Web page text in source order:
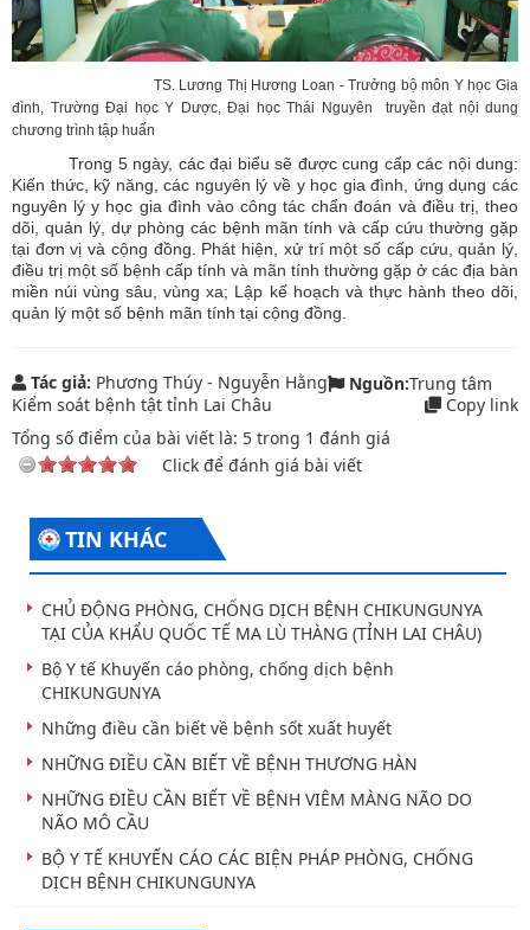
TS. Lương Thị Hương Loan - Trưởng bộ môn Y học Gia
đình, Trường Đại học Y Dược, Đại học Thái Nguyên truyền đạt nội dung
chương trình tập huấn
Trong 5 ngày, các đại biểu sẽ được cung cấp các nội dung:
Kiến thức, kỹ năng, các nguyên lý về y học gia đình, ứng dụng các
nguyên lý y học gia đình vào công tác chẩn đoán và điều trị, theo
dõi, quản lý, dự phòng các bệnh mãn tính và cấp cứu thường gặp
tại đơn vị và cộng đồng. Phát hiện, xử trí một số cấp cứu, quản lý,
điều trị một số bệnh cấp tính và mãn tính thường gặp ở các địa bàn
miền núi vùng sâu, vùng xa; Lập kế hoạch và thực hành theo dõi,
quản lý một số bệnh mãn tính tại cộng đồng.
Tác giả: Phương Thúy - Nguyễn Hằng Nguồn:Trung tâm
Kiểm soát bệnh tật tỉnh Lai Châu
Copy link
Tổng số điểm của bài viết là: 5 trong 1 đánh giá
Click để đánh giá bài viết
TIN KHÁC
CHỦ ĐỘNG PHÒNG, CHỐNG DỊCH BỆNH CHIKUNGUNYA
TẠI CỦA KHẨU QUỐC TẾ MA LÙ THÀNG (TỈNH LAI CHÂU)
Bộ Y tế Khuyến cáo phòng, chống dịch bệnh
CHIKUNGUNYA
Những điều cần biết về bệnh sốt xuất huyết
NHỮNG ĐIỀU CẦN BIẾT VỀ BỆNH THƯƠNG HÀN
NHỮNG ĐIỀU CẦN BIẾT VỀ BỆNH VIÊM MÀNG NÃO DO
NÃO MÔ CẦU
BỘ Y TẾ KHUYẾN CÁO CÁC BIỆN PHÁP PHÒNG, CHỐNG
DỊCH BỆNH CHIKUNGUNYA